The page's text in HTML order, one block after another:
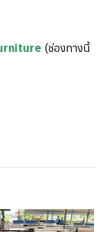
(ช่องทางนี้